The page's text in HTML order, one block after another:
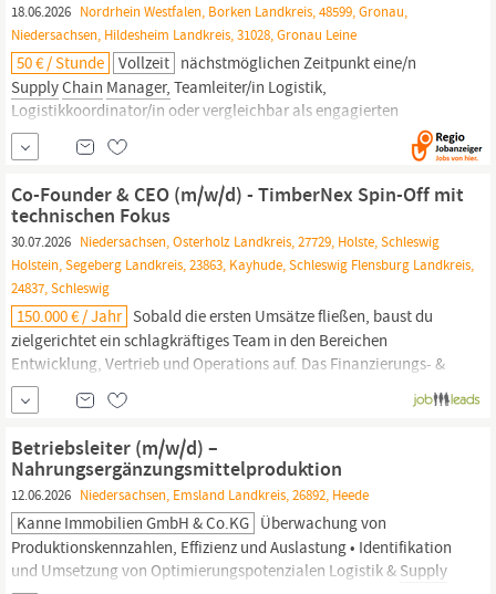
18.06.2026 Nordrhein Westfalen, Borken Landkreis, 48599, Gronau,
Niedersachsen, Hildesheim Landkreis, 31028, Gronau Leine
50 € / Stunde Vollzeit nächstmöglichen Zeitpunkt eine/n
SupplyChain Manager, Teamleiter/in Logistik,
Logistikkoordinator/in oder vergleichbar als engagierten
Koordinator/in Logistik (m/w/d). Deine Aufgaben Leitung der
Logistikbereiche Wareneingang, Lagerung, Nachschubsteuerung,
Kommissionierung und Versand von Fertigwaren Sicherstellung...
Co-Founder & CEO (m/w/d) - TimberNex Spin-Off mit
technischen Fokus
30.07.2026 Niedersachsen, Osterholz Landkreis, 27729, Holste, Schleswig
Holstein, Segeberg Landkreis, 23863, Kayhude, Schleswig Flensburg Landkreis,
24837, Schleswig
150.000 € / Jahr Sobald die ersten Umsätze fließen, baust du
zielgerichtet ein schlagkräftiges Team in den Bereichen
Entwicklung, Vertrieb und Operations auf. Das Finanzierungs- &
Beteiligungsmodell Wir suchen keinen angestellten
sondern einen echten Mitgründer : Hohe Eigenkapitalbeteiligung
(Equity): Du erhältst einen signifikanten Anteil an der neuen...
Betriebsleiter (m/w/d) –
Nahrungsergänzungsmittelproduktion
12.06.2026 Niedersachsen, Emsland Landkreis, 26892, Heede
Kanne Immobilien GmbH & Co.KG Überwachung von
Produktionskennzahlen, Effizienz und Auslastung • Identifikation
und Umsetzung von Optimierungspotenzialen Logistik & Supply